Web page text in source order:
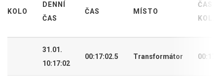
KOLO
DENNÍ
ČAS
ČAS MÍSTO
ČAS
KOLA
31.01.
10:17:02
00:17:02.5 Transformátor